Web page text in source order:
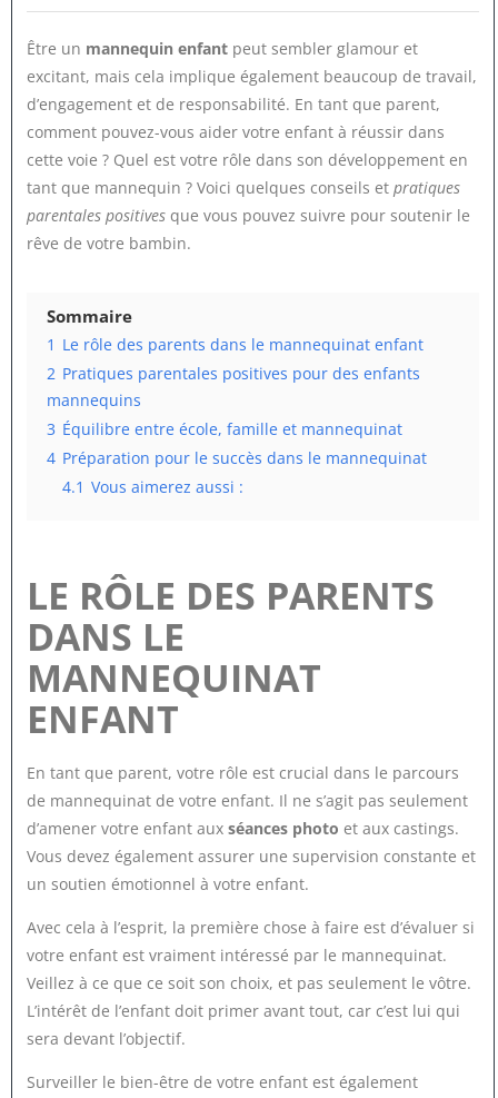
Être un mannequin enfantpeut sembler glamour et
excitant, mais cela implique également beaucoup de travail,
d’engagement et de responsabilité. En tant que parent,
comment pouvez-vous aider votre enfant à réussir dans
cette voie ? Quel est votre rôle dans son développement en
tant que mannequin ? Voici quelques conseils et pratiques
parentales positivesque vous pouvez suivre pour soutenir le
rêve de votre bambin.
Sommaire
1 Le rôle des parents dans le mannequinat enfant
2 Pratiques parentales positives pour des enfants
mannequins
3 Équilibre entre école, famille et mannequinat
4 Préparation pour le succès dans le mannequinat
4.1 Vous aimerez aussi :
LE RÔLE DES PARENTS
DANS LE
MANNEQUINAT
ENFANT
En tant que parent, votre rôle est crucial dans le parcours
de mannequinat de votre enfant. Il ne s’agit pas seulement
d’amener votre enfant aux séances photo et aux castings.
Vous devez également assurer une supervision constante et
un soutien émotionnel à votre enfant.
Avec cela à l’esprit, la première chose à faire est d’évaluer si
votre enfant est vraiment intéressé par le mannequinat.
Veillez à ce que ce soit son choix, et pas seulement le vôtre.
L’intérêt de l’enfant doit primer avant tout, car c’est lui qui
sera devant l’objectif.
Surveiller le bien-être de votre enfant est également